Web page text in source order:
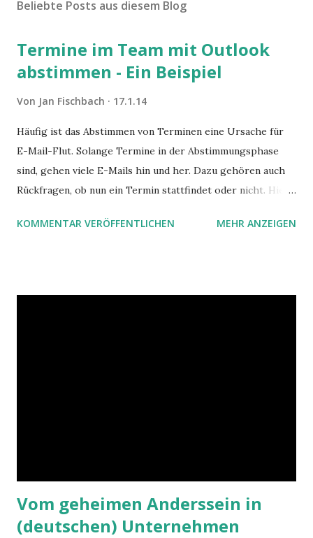
Beliebte Posts aus diesem Blog
Termine im Team mit Outlook
abstimmen - Ein Beispiel
Von Jan Fischbach 17.1.14
Häufig ist das Abstimmen von Terminen eine Ursache für
E-Mail-Flut. Solange Termine in der Abstimmungsphase
sind, gehen viele E-Mails hin und her. Dazu gehören auch
Rückfragen, ob nun ein Termin stattfindet oder nicht. Hier
Hilfe von Outlook.
KOMMENTAR VERÖFFENTLICHEN MEHR ANZEIGEN
Vom geheimen Anderssein in
(deutschen) Unternehmen